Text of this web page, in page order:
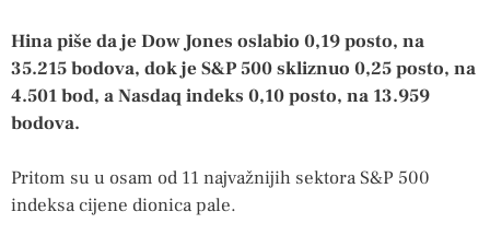
Hina piše da je Dow Jones oslabio 0,19 posto, na
35.215 bodova, dok je S&P 500 skliznuo 0,25 posto, na
4.501 bod, a Nasdaq indeks 0,10 posto, na 13.959
bodova.
Pritom su u osam od 11 najvažnijih sektora S&P 500
indeksa cijene dionica pale.